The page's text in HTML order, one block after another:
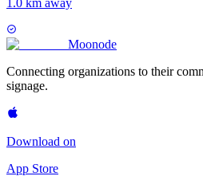
1.0 km away
Moonode
Connecting organizations to their
signage.
Download on
App Store